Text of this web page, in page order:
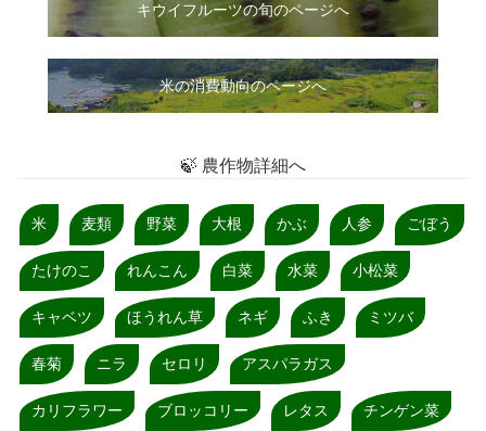
キウイフルーツの旬のページへ
米の消費動向のページへ
🍃 農作物詳細へ
米 麦類 野菜 大根 かぶ 人参 ごぼう
たけのこ れんこん 白菜 水菜 小松菜
キャベツ ほうれん草 ネギ ふき ミツバ
春菊 ニラ セロリ アスパラガス
カリフラワー ブロッコリー レタス チンゲン菜